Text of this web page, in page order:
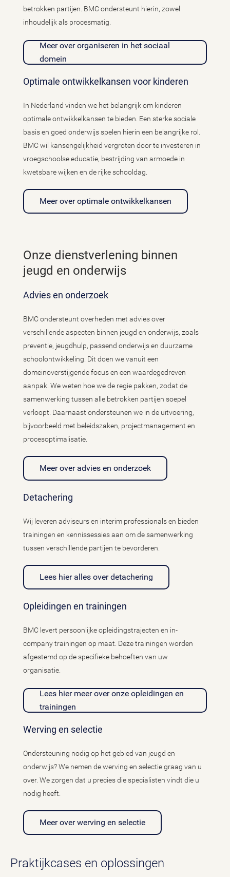
betrokken partijen. BMC ondersteunt hierin, zowel
inhoudelijk als procesmatig.
Meer over organiseren in het sociaal
domein
Optimale ontwikkelkansen voor kinderen
In Nederland vinden we het belangrijk om kinderen
optimale ontwikkelkansen te bieden. Een sterke sociale
basis en goed onderwijs spelen hierin een belangrijke rol.
BMC wil kansengelijkheid vergroten door te investeren in
vroegschoolse educatie, bestrijding van armoede in
kwetsbare wijken en de rijke schooldag.
Meer over optimale ontwikkelkansen
Onze dienstverlening binnen
jeugd en onderwijs
Advies en onderzoek
BMC ondersteunt overheden met advies over
verschillende aspecten binnen jeugd en onderwijs, zoals
preventie, jeugdhulp, passend onderwijs en duurzame
schoolontwikkeling. Dit doen we vanuit een
domeinoverstijgende focus en een waardegedreven
aanpak. We weten hoe we de regie pakken, zodat de
samenwerking tussen alle betrokken partijen soepel
verloopt. Daarnaast ondersteunen we in de uitvoering,
bijvoorbeeld met beleidszaken, projectmanagement en
procesoptimalisatie.
Meer over advies en onderzoek
Detachering
Wij leveren adviseurs en interim professionals en bieden
trainingen en kennissessies aan om de samenwerking
tussen verschillende partijen te bevorderen.
Lees hier alles over detachering
Opleidingen en trainingen
BMC levert persoonlijke opleidingstrajecten en in-
company trainingen op maat. Deze trainingen worden
afgestemd op de specifieke behoeften van uw
organisatie.
Lees hier meer over onze opleidingen en
trainingen
Werving en selectie
Ondersteuning nodig op het gebied van jeugd en
onderwijs? We nemen de werving en selectie graag van u
over. We zorgen dat u precies die specialisten vindt die u
nodig heeft.
Meer over werving en selectie
Praktijkcases en oplossingen